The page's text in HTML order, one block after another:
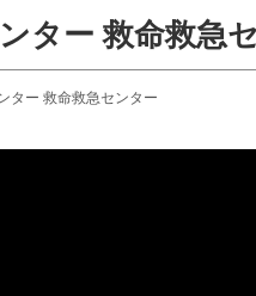
ター 救命救急
ター 救命救急センター